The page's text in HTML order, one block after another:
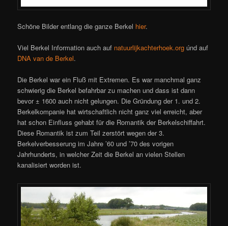
Schöne Bilder entlang die ganze Berkel hier.
Viel Berkel Information auch auf natuurlijkachterhoek.org únd auf
DNA van de Berkel.
Die Berkel war ein Fluß mit Extremen. Es war manchmal ganz
schwierig die Berkel befahrbar zu machen und dass ist dann
bevor ± 1600 auch nicht gelungen. Die Gründung der 1. und 2.
Berkelkompanie hat wirtschaftlich nicht ganz viel erreicht, aber
hat schon Einfluss gehabt für die Romantik der Berkelschiffahrt.
Diese Romantik ist zum Teil zerstört wegen der 3.
Berkelverbesserung im Jahre ’60 und ’70 des vorigen
Jahrhunderts, in welcher Zeit die Berkel an vielen Stellen
kanalisiert worden ist.